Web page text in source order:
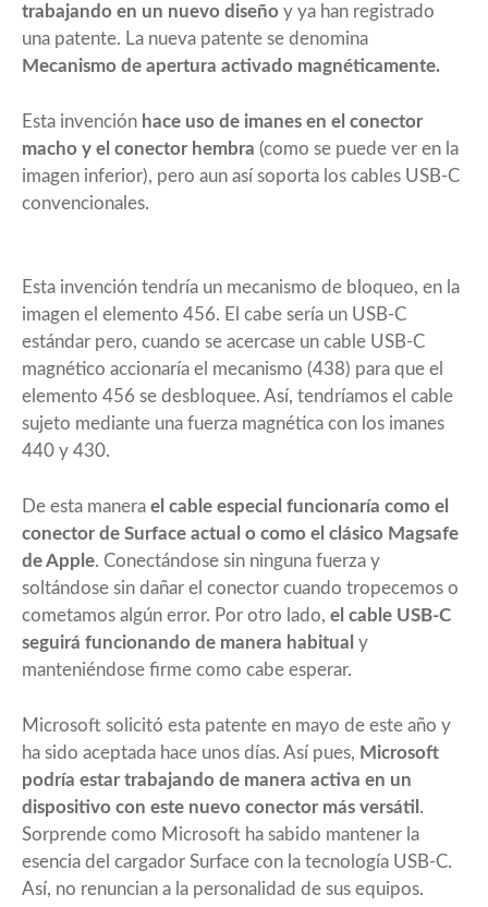
trabajando en un nuevo diseño y ya han registrado
una patente. La nueva patente se denomina
Mecanismo de apertura activado magnéticamente.
Esta invención hace uso de imanes en el conector
macho y el conector hembra (como se puede ver en la
imagen inferior), pero aun así soporta los cables USB-C
convencionales.
Esta invención tendría un mecanismo de bloqueo, en la
imagen el elemento 456. El cabe sería un USB-C
estándar pero, cuando se acercase un cable USB-C
magnético accionaría el mecanismo (438) para que el
elemento 456 se desbloquee. Así, tendríamos el cable
sujeto mediante una fuerza magnética con los imanes
440 y 430.
De esta manera el cable especial funcionaría como el
conector de Surface actual o como el clásico Magsafe
de Apple. Conectándose sin ninguna fuerza y
soltándose sin dañar el conector cuando tropecemos o
cometamos algún error. Por otro lado, el cable USB-C
seguirá funcionando de manera habitual y
manteniéndose firme como cabe esperar.
Microsoft solicitó esta patente en mayo de este año y
ha sido aceptada hace unos días. Así pues, Microsoft
podría estar trabajando de manera activa en un
dispositivo con este nuevo conector más versátil .
Sorprende como Microsoft ha sabido mantener la
esencia del cargador Surface con la tecnología USB-C.
Así, no renuncian a la personalidad de sus equipos.